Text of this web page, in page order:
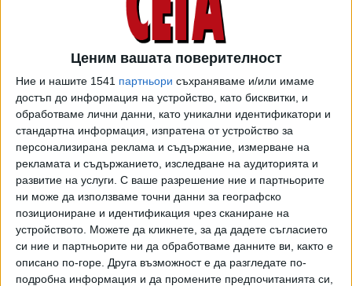
Ценим вашата поверителност
Ние и нашите 1541 партньори съхраняваме и/или имаме
достъп до информация на устройство, като бисквитки, и
обработваме лични данни, като уникални идентификатори и
стандартна информация, изпратена от устройство за
персонализирана реклама и съдържание, измерване на
рекламата и съдържанието, изследване на аудиторията и
развитие на услуги. С ваше разрешение ние и партньорите
ни може да използваме точни данни за географско
позициониране и идентификация чрез сканиране на
устройството. Можете да кликнете, за да дадете съгласието
си ние и партньорите ни да обработваме данните ви, както е
описано по-горе. Друга възможност е да разгледате по-
подробна информация и да промените предпочитанията си,
ПОСЛЕ Разгледай всички